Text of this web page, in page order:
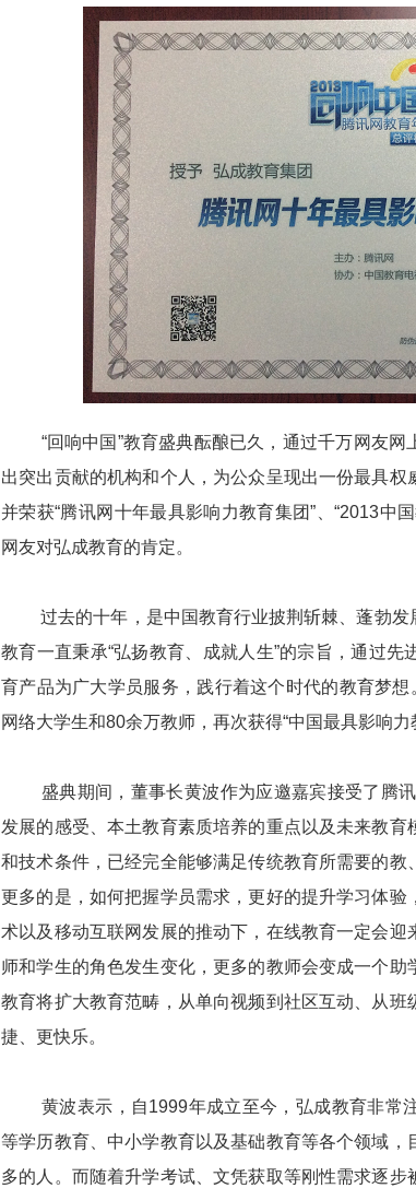
“回响中国”教育盛典酝酿已久，通过千万网友网
出突出贡献的机构和个人，为公众呈现出一份最具
并荣获“腾讯网十年最具影响力教育集团”、“2013中
网友对弘成教育的肯定。
过去的十年，是中国教育行业披荆斩棘、蓬勃发
教育一直秉承“弘扬教育、成就人生”的宗旨，通过
育产品为广大学员服务，践行着这个时代的教育梦
网络大学生和80余万教师，再次获得“中国最具影响力
盛典期间，董事长黄波作为应邀嘉宾接受了腾讯
发展的感受、本土教育素质培养的重点以及未来教
和技术条件，已经完全能够满足传统教育所需要的
更多的是，如何把握学员需求，更好的提升学习体
术以及移动互联网发展的推动下，在线教育一定会
师和学生的角色发生变化，更多的教师会变成一个
教育将扩大教育范畴，从单向视频到社区互动、从
捷、更快乐。
黄波表示，自1999年成立至今，弘成教育非常
等学历教育、中小学教育以及基础教育等各个领域
多的人。而随着升学考试、文凭获取等刚性需求逐